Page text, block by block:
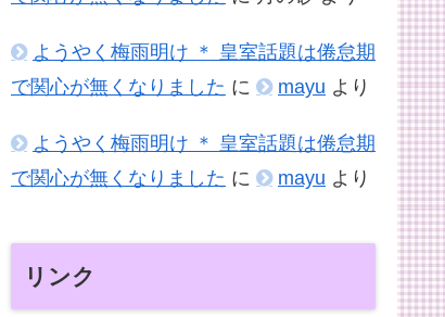
ようやく梅雨明け ＊ 皇室話題は倦怠期
で関心が無くなりました に mayu より
ようやく梅雨明け ＊ 皇室話題は倦怠期
で関心が無くなりました に mayu より
リンク